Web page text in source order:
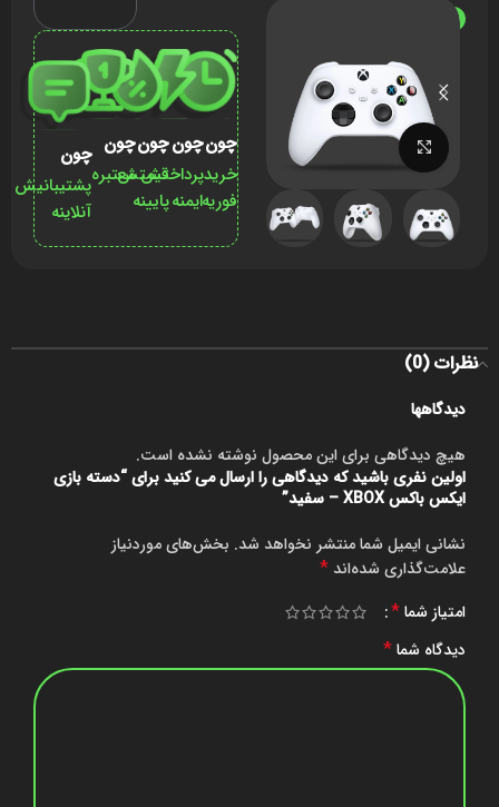
ناموجود
برای بزرگنمایی کلیک کنید
چون
خرید
فوریه
چون
پرداختش
ایمنه
چون
قیمتش
پایینه
چون
معتبره
چون
پشتیبانیش
آنلاینه
نظرات (0)
دیدگاهها
هیچ دیدگاهی برای این محصول نوشته نشده است.
اولین نفری باشید که دیدگاهی را ارسال می کنید برای “دسته بازی
ایکس‌ باکس XBOX – سفید”
نشانی ایمیل شما منتشر نخواهد شد. بخش‌های موردنیاز
علامت‌گذاری شده‌اند *
امتیاز شما*
دیدگاه شما*